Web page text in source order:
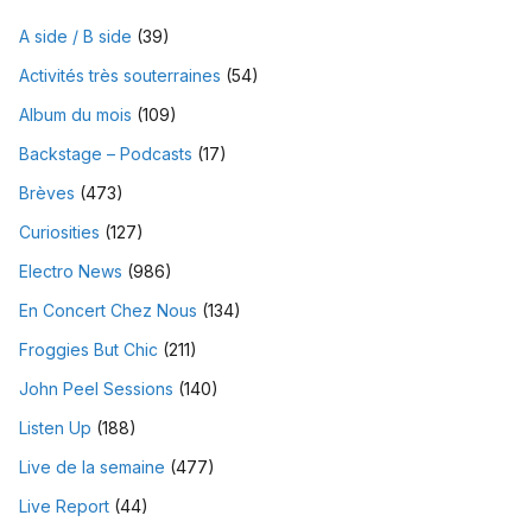
A side / B side (39)
Activités très souterraines (54)
Album du mois (109)
Backstage – Podcasts (17)
Brèves (473)
Curiosities (127)
Electro News (986)
En Concert Chez Nous (134)
Froggies But Chic (211)
John Peel Sessions (140)
Listen Up (188)
Live de la semaine (477)
Live Report (44)